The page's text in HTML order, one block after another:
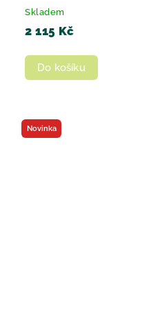
Skladem
2 115 Kč
Do košíku
Novinka